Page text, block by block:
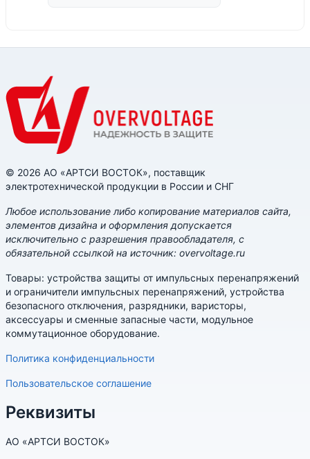
© 2026 АО «АРТСИ ВОСТОК», поставщик
электротехнической продукции в России и СНГ
Любое использование либо копирование материалов сайта,
элементов дизайна и оформления допускается
исключительно с разрешения правообладателя, с
обязательной ссылкой на источник: overvoltage.ru
Товары: устройства защиты от импульсных перенапряжений
и ограничители импульсных перенапряжений, устройства
безопасного отключения, разрядники, варисторы,
аксессуары и сменные запасные части, модульное
коммутационное оборудование.
Политика конфиденциальности
Пользовательское соглашение
Реквизиты
АО «АРТСИ ВОСТОК»